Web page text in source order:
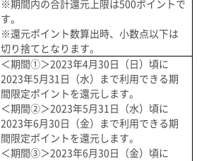
※期間内の合計還元上限は500ポイントで
す。
※還元ポイント数算出時、小数点以下は
切り捨てとなります。
＜期間①＞2023年4月30日（日）頃に
2023年5月31日（水）まで利用できる期
間限定ポイントを還元します。
＜期間②＞2023年5月31日（水）頃に
2023年6月30日（金）まで利用できる期
間限定ポイントを還元します。
＜期間③＞2023年6月30日（金）頃に